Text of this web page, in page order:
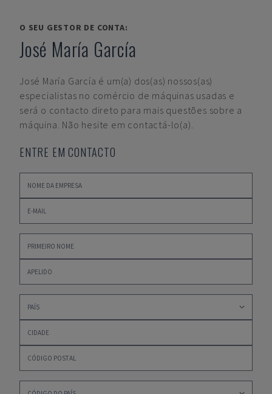
O SEU GESTOR DE CONTA:
José María García
José María García é um(a) dos(as) nossos(as)
especialistas no comércio de máquinas usadas e
será o contacto direto para mais questões sobre a
máquina. Não hesite em contactá-lo(a).
ENTRE EM CONTACTO